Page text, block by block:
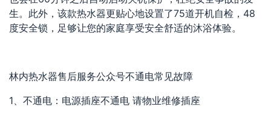
生。此外，该款热水器更贴心地设置了75道开机自检，48
度安全锁，足够让您的家庭享受安全舒适的沐浴体验。
林内热水器售后服务公众号不通电常见故障
1、不通电：电源插座不通电 请物业维修插座